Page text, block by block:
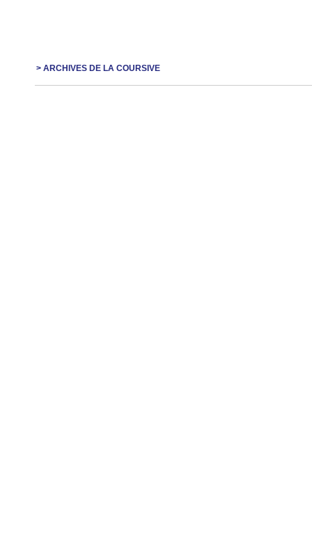
> ARCHIVES DE LA COURSIVE